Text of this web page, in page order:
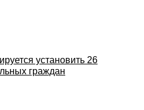
установить 26
граждан